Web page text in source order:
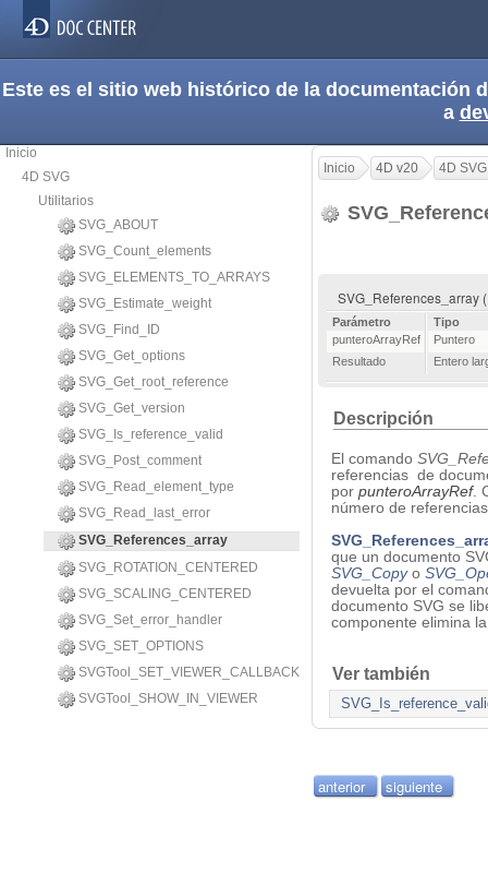
Este es el sitio web histórico de la documentación
a
Inicio
4D SVG
Utilitarios
SVG_ABOUT
SVG_Count_elements
SVG_ELEMENTS_TO_ARRAYS
SVG_Estimate_weight
SVG_Find_ID
SVG_Get_options
SVG_Get_root_reference
SVG_Get_version
SVG_Is_reference_valid
SVG_Post_comment
SVG_Read_element_type
SVG_Read_last_error
SVG_References_array
SVG_ROTATION_CENTERED
SVG_SCALING_CENTERED
SVG_Set_error_handler
SVG_SET_OPTIONS
SVGTool_SET_VIEWER_CALLBACK
SVGTool_SHOW_IN_VIEWER
Inicio 4D v20 4D SVG
SVG_References_array
Parámetro
Tipo
punteroArrayRef
Puntero
Resultado
Entero
Descripción
El comando
referencias de
por punteroArrayRef.
número de
que un documento
SVG_Copyo
devuelta por el
documento SVG se
componente elimina
Ver también
anterior siguiente